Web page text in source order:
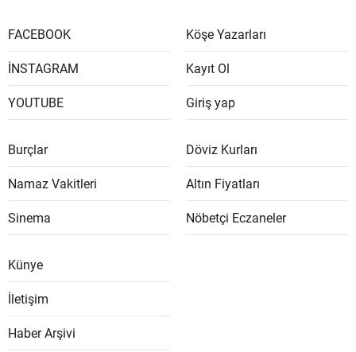
FACEBOOK
İNSTAGRAM
YOUTUBE
Köşe Yazarları
Kayıt Ol
Giriş yap
Burçlar
Namaz Vakitleri
Sinema
Döviz Kurları
Altın Fiyatları
Nöbetçi Eczaneler
Künye
İletişim
Haber Arşivi